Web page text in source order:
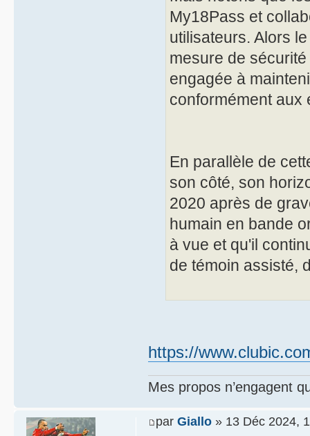
My18Pass et
utilisateurs. Alors
mesure de
engagée à
conformément aux
En parallèle de
son côté, son
2020 après de
humain en bande
à vue et qu'il
de témoin assisté,
https://
Mes propos n’engagent
par Giallo » 13 Déc 2024,